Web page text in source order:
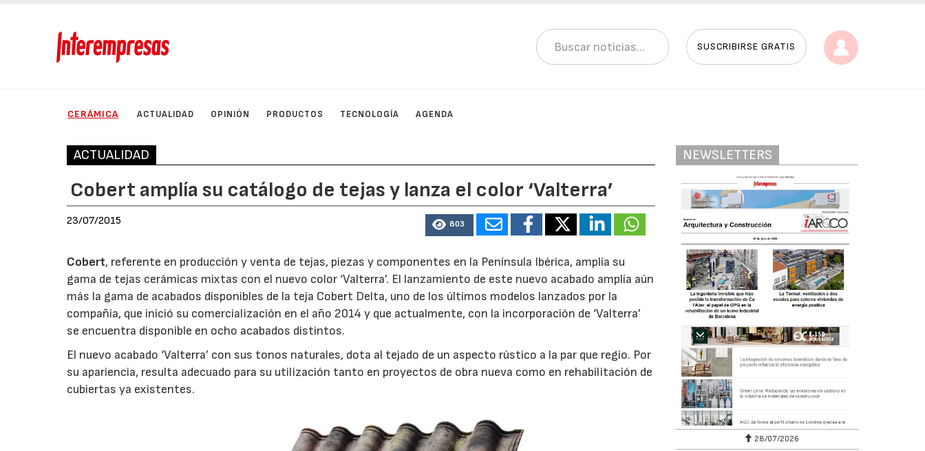
SUSCRIBIRSE GRATIS
CERÁMICA ACTUALIDAD OPINIÓN PRODUCTOS TECNOLOGÍA AGENDA
ACTUALIDAD
Cobert amplía su catálogo de tejas y lanza el color ‘Valterra’
23/07/2015 803
Cobert, referente en producción y venta de tejas, piezas y componentes en la Península Ibérica, amplía su
gama de tejas cerámicas mixtas con el nuevo color ‘Valterra’. El lanzamiento de este nuevo acabado amplía aún
más la gama de acabados disponibles de la teja Cobert Delta, uno de los últimos modelos lanzados por la
compañía, que inició su comercialización en el año 2014 y que actualmente, con la incorporación de ‘Valterra’
se encuentra disponible en ocho acabados distintos.
El nuevo acabado ‘Valterra’ con sus tonos naturales, dota al tejado de un aspecto rústico a la par que regio. Por
su apariencia, resulta adecuado para su utilización tanto en proyectos de obra nueva como en rehabilitación de
cubiertas ya existentes.
NEWSLETTERS
28/07/2026 28/07/2026